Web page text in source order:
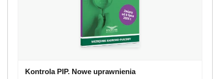
Kontrola PIP. Nowe uprawnienia